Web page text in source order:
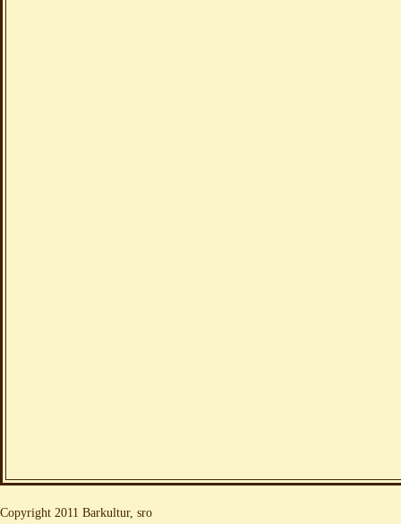
Copyright 2011 Barkultur, sro